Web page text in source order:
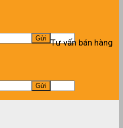
Tư vấn bán hàng